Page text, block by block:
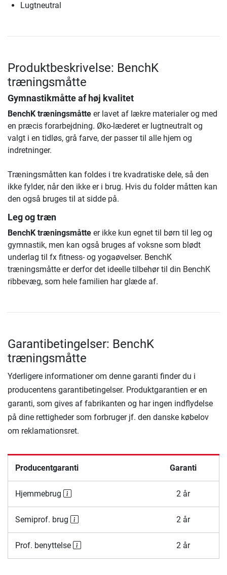
Lugtneutral
Produktbeskrivelse: BenchK
træningsmåtte
Gymnastikmåtte af høj kvalitet
BenchK træningsmåtte er lavet af lækre materialer og med
en præcis forarbejdning. Øko-læderet er lugtneutralt og
valgt i en tidløs, grå farve, der passer til alle hjem og
indretninger.
Træningsmåtten kan foldes i tre kvadratiske dele, så den
ikke fylder, når den ikke er i brug. Hvis du folder måtten kan
den også bruges til at sidde på.
Leg og træn
BenchK træningsmåtte er ikke kun egnet til børn til leg og
gymnastik, men kan også bruges af voksne som blødt
underlag til fx fitness- og yogaøvelser. BenchK
træningsmåtte er derfor det ideelle tilbehør til din BenchK
ribbevæg, som hele familien har glæde af.
Garantibetingelser: BenchK
træningsmåtte
Yderligere informationer om denne garanti finder du i
producentens garantibetingelser. Produktgarantien er en
garanti, som gives af fabrikanten og har ingen indflydelse
på dine rettigheder som forbruger jf. den danske købelov
om reklamationsret.
Producentgaranti Garanti
Hjemmebrug 2 år
Semiprof. brug 2 år
Prof. benyttelse 2 år